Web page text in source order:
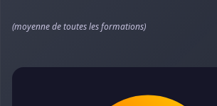
(moyenne de toutes les formations)